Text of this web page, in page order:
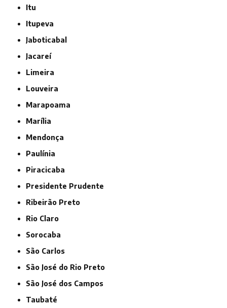
Itu
Itupeva
Jaboticabal
Jacareí
Limeira
Louveira
Marapoama
Marília
Mendonça
Paulínia
Piracicaba
Presidente Prudente
Ribeirão Preto
Rio Claro
Sorocaba
São Carlos
São José do Rio Preto
São José dos Campos
Taubaté